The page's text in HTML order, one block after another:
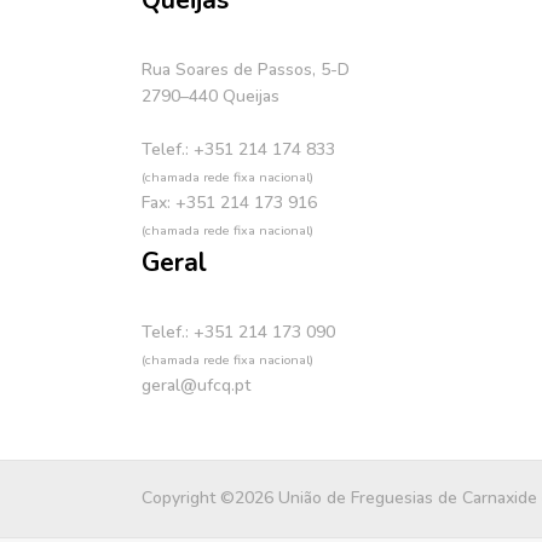
Rua Soares de Passos, 5-D
2790–440 Queijas
Telef.: +351 214 174 833
(chamada rede fixa nacional)
Fax: +351 214 173 916
(chamada rede fixa nacional)
Geral
Telef.: +351 214 173 090
(chamada rede fixa nacional)
geral@ufcq.pt
Copyright ©2026 União de Freguesias de